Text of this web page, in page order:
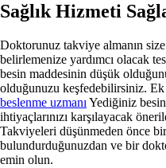
Sağlık Hizmeti
Doktorunuz takviye almanın size
belirlemenize yardımcı olacak
besin maddesinin düşük
olduğunuzu keşfedebilirsiniz.
beslenme uzmanı Yediğiniz
ihtiyaçlarınızı karşılayacak
Takviyeleri düşünmeden önce
bulundurduğunuzdan ve bir
emin olun.